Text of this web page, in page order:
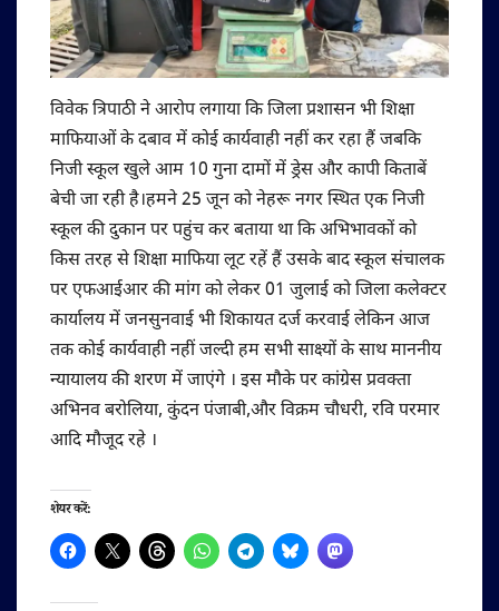
विवेक त्रिपाठी ने आरोप लगाया कि जिला प्रशासन भी शिक्षा
माफियाओं के दबाव में कोई कार्यवाही नहीं कर रहा हैं जबकि
निजी स्कूल खुले आम 10 गुना दामों में ड्रेस और कापी किताबें
बेची जा रही है।हमने 25 जून को नेहरू नगर स्थित एक निजी
स्कूल की दुकान पर पहुंच कर बताया था कि अभिभावकों को
किस तरह से शिक्षा माफिया लूट रहें हैं उसके बाद स्कूल संचालक
पर एफआईआर की मांग को लेकर 01 जुलाई को जिला कलेक्टर
कार्यालय में जनसुनवाई भी शिकायत दर्ज करवाई लेकिन आज
तक कोई कार्यवाही नहीं जल्दी हम सभी साक्ष्यों के साथ माननीय
न्यायालय की शरण में जाएंगे । इस मौके पर कांग्रेस प्रवक्ता
अभिनव बरोलिया, कुंदन पंजाबी,और विक्रम चौधरी, रवि परमार
आदि मौजूद रहे ।
शेयर करें: